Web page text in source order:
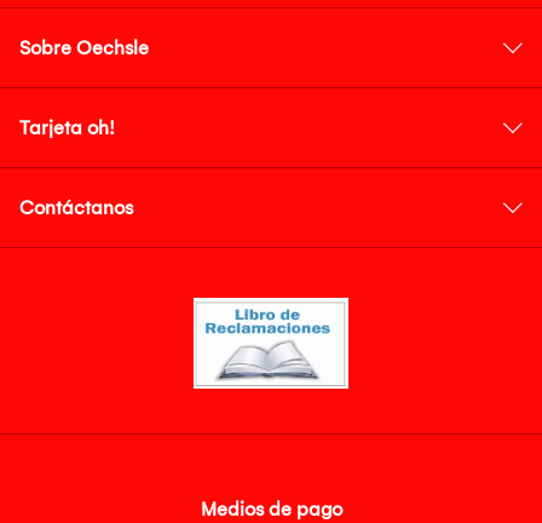
Sobre Oechsle
Tarjeta oh!
Contáctanos
Medios de pago